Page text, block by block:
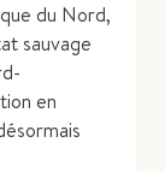
du Nord,
sauvage
en